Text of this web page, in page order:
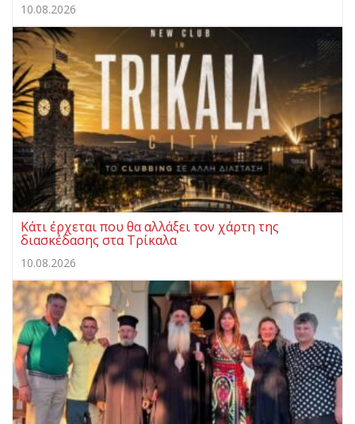
10.08.2026
Κάτι έρχεται που θα αλλάξει τον χάρτη της
διασκέδασης στα Τρίκαλα
10.08.2026